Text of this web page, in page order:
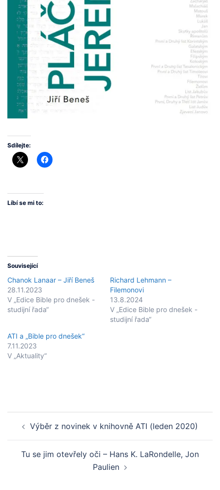
Sdílejte:
Líbí se mi to:
Související
Chanok Lanaar – Jiří Beneš
28.11.2023
V „Edice Bible pro dnešek -
studijní řada“
Richard Lehmann –
Filemonovi
13.8.2024
V „Edice Bible pro dnešek -
studijní řada“
ATI a „Bible pro dnešek“
7.11.2023
V „Aktuality“
navigation
Výběr z novinek v knihovně ATI (leden 2020)
Tu se jim otevřely oči – Hans K. LaRondelle, Jon
Paulien